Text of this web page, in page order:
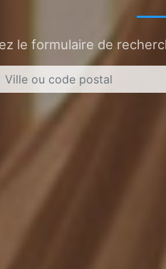
le formulaire de